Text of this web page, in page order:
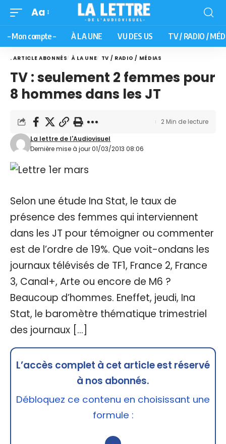
Aa
– Mon compte – À LA UNE VU DES US TV / RADIO /
. ARTICLE ABONNÉS À LA UNE TV / RADIO / MÉDIAS
TV : seulement 2 femmes pour
8 hommes dans les JT
Dernière mise à jour 01/03/2013 08:06
La lettre de l'Audiovisuel
2 Min de lecture
Selon une étude Ina Stat, le taux de
présence des femmes qui interviennent
dans les JT pour témoigner ou commenter
est de l’ordre de 19%. Que voit-ondans les
journaux télévisés de TF1, France 2, France
3, Canal+, Arte ou encore de M6 ?
Beaucoup d’hommes. Eneffet, jeudi, Ina
Stat, le baromètre thématique trimestriel
des journaux […]
L’accès complet à cet article est réservé
à nos abonnés.
Débloquez ce contenu en choisissant une
formule :